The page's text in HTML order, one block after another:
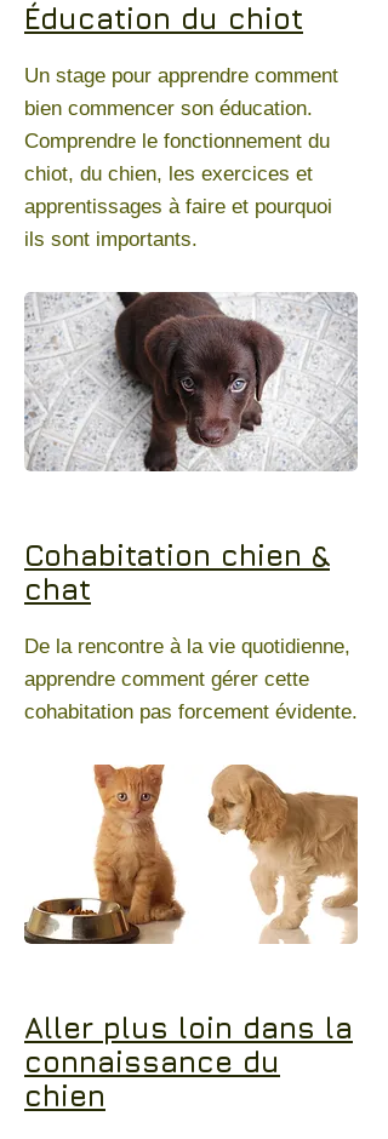
Éducation du chiot
Un stage pour apprendre comment
bien commencer son éducation.
Comprendre le fonctionnement du
chiot, du chien, les exercices et
apprentissages à faire et pourquoi
ils sont importants.
Cohabitation chien &
chat
De la rencontre à la vie quotidienne,
apprendre comment gérer cette
cohabitation pas forcement évidente.
Aller plus loin dans la
connaissance du
chien